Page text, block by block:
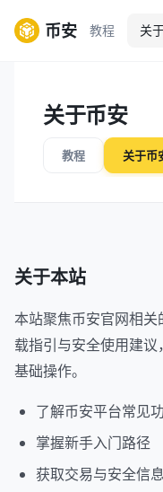
币安 教程 关
关于币安
教程 关于币
关于本站
本站聚焦币安官网相
载指引与安全使用建
基础操作。
了解币安平台常见
掌握新手入门路径
获取交易与安全信息